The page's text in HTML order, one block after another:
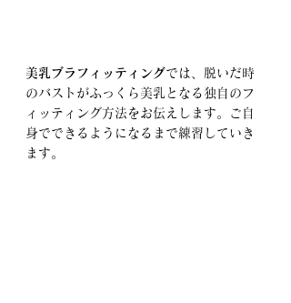
美乳ブラフィッティングでは、脱いだ時
のバストがふっくら美乳となる独自のフ
ィッティング方法をお伝えします。ご自
身でできるようになるまで練習していき
ます。